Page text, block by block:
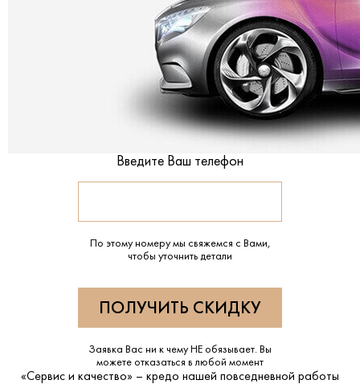
Введите Ваш телефон
По этому номеру мы свяжемся с Вами,
чтобы уточнить детали
Заявка Вас ни к чему НЕ обязывает. Вы
можете отказаться в любой момент
«Сервис и качество» – кредо нашей повседневной работы